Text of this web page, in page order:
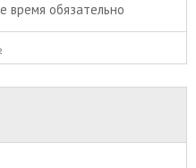
время обязательно